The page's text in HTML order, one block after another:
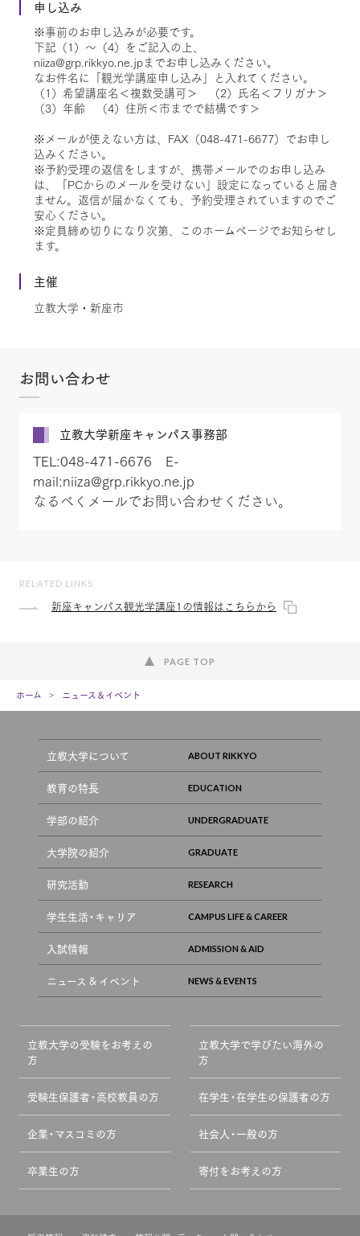
申し込み
※事前のお申し込みが必要です。
下記（1）～（4）をご記入の上、
niiza@grp.rikkyo.ne.jpまでお申し込みください。
なお件名に「観光学講座申し込み」と入れてください。
（1）希望講座名＜複数受講可＞ （2）氏名＜フリガナ＞
（3）年齢 （4）住所＜市までで結構です＞
※メールが使えない方は、FAX（048-471-6677）でお申し
込みください。
※予約受理の返信をしますが、携帯メールでのお申し込み
は、「PCからのメールを受けない」設定になっていると届き
ません。返信が届かなくても、予約受理されていますのでご
安心ください。
※定員締め切りになり次第、このホームページでお知らせし
ます。
主催
立教大学・新座市
お問い合わせ
立教大学新座キャンパス事務部
TEL:048-471-6676 E-
mail:niiza@grp.rikkyo.ne.jp
なるべくメールでお問い合わせください。
RELATED LINKS
新座キャンパス観光学講座1の情報はこちらから
PAGE TOP
ホーム ニュース＆イベント
立教大学について
教育の特長
学部の紹介
大学院の紹介
研究活動
学生生活・キャリア
入試情報
ニュース & イベント
立教大学の受験をお考えの
方
立教大学で学びたい海外の
方
受験生保護者・高校教員の方 在学生・在学生の保護者の方
企業・マスコミの方 社会人・一般の方
卒業生の方 寄付をお考えの方